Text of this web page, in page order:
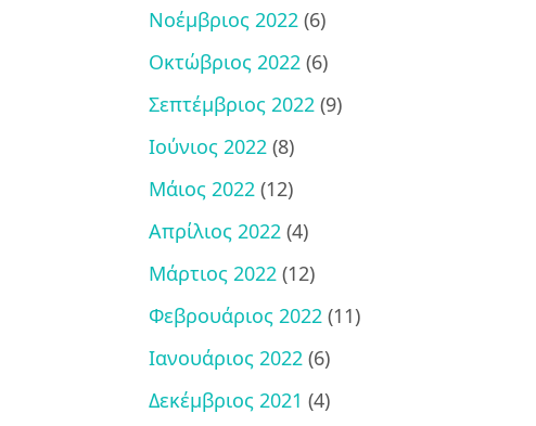
Νοέμβριος 2022 (6)
Οκτώβριος 2022 (6)
Σεπτέμβριος 2022 (9)
Ιούνιος 2022 (8)
Μάιος 2022 (12)
Απρίλιος 2022 (4)
Μάρτιος 2022 (12)
Φεβρουάριος 2022 (11)
Ιανουάριος 2022 (6)
Δεκέμβριος 2021 (4)